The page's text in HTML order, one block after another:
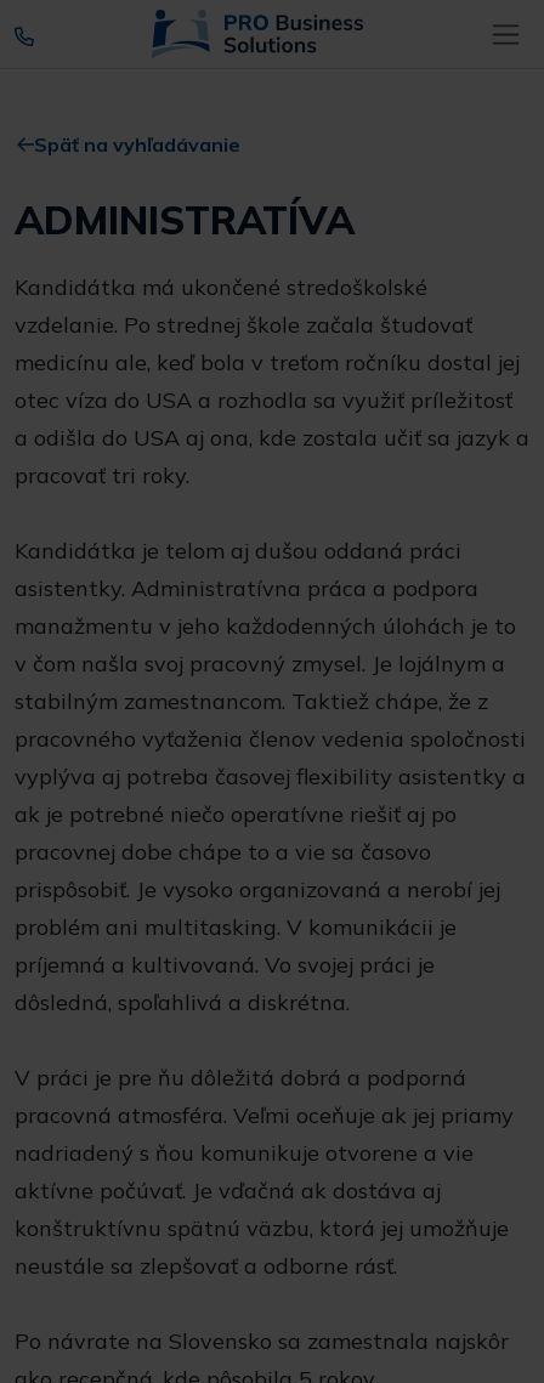
Späť na vyhľadávanie
ADMINISTRATÍVA
Kandidátka má ukončené stredoškolské
vzdelanie. Po strednej škole začala študovať
medicínu ale, keď bola v treťom ročníku dostal jej
otec víza do USA a rozhodla sa využiť príležitosť
a odišla do USA aj ona, kde zostala učiť sa jazyk a
pracovať tri roky.
Kandidátka je telom aj dušou oddaná práci
asistentky. Administratívna práca a podpora
manažmentu v jeho každodenných úlohách je to
v čom našla svoj pracovný zmysel. Je lojálnym a
stabilným zamestnancom. Taktiež chápe, že z
pracovného vyťaženia členov vedenia spoločnosti
vyplýva aj potreba časovej flexibility asistentky a
ak je potrebné niečo operatívne riešiť aj po
pracovnej dobe chápe to a vie sa časovo
prispôsobiť. Je vysoko organizovaná a nerobí jej
problém ani multitasking. V komunikácii je
príjemná a kultivovaná. Vo svojej práci je
dôsledná, spoľahlivá a diskrétna.
V práci je pre ňu dôležitá dobrá a podporná
pracovná atmosféra. Veľmi oceňuje ak jej priamy
nadriadený s ňou komunikuje otvorene a vie
aktívne počúvať. Je vďačná ak dostáva aj
konštruktívnu spätnú väzbu, ktorá jej umožňuje
neustále sa zlepšovať a odborne rásť.
Po návrate na Slovensko sa zamestnala najskôr